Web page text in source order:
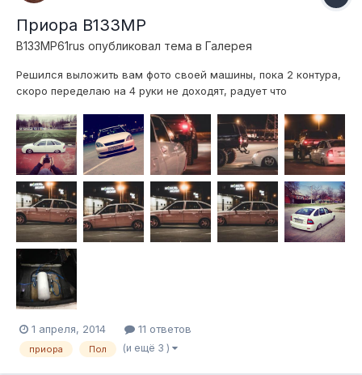
Приора В133МР
B133MP61rus опубликовал тема в Галерея
Решился выложить вам фото своей машины, пока 2 контура,
скоро переделаю на 4 руки не доходят, радует что
не кого ни удивить((( но все же))) ну а на последнем фото
уже само чудо)))
1 апреля, 2014 11 ответов
приора Пол (и ещё 3 )